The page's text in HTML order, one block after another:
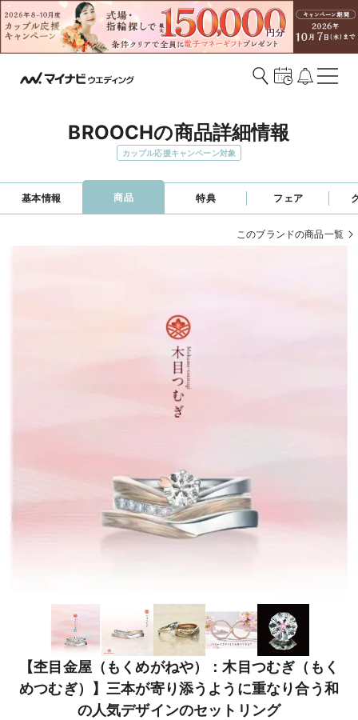
BROOCHの商品詳細情報
カップル応援キャンペーン対象
基本情報 商品 特典 フェア
このブランドの商品一覧
【杢目金屋（もくめがねや）：木目つむぎ（もく
めつむぎ）】三本が寄り添うように重なり合う和
の人気デザインのセットリング